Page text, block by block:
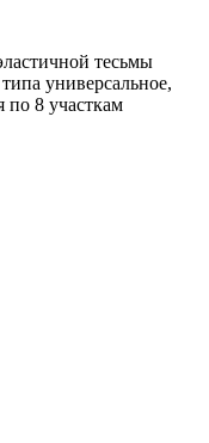
тесьмы
универсальное,
по 8 участкам